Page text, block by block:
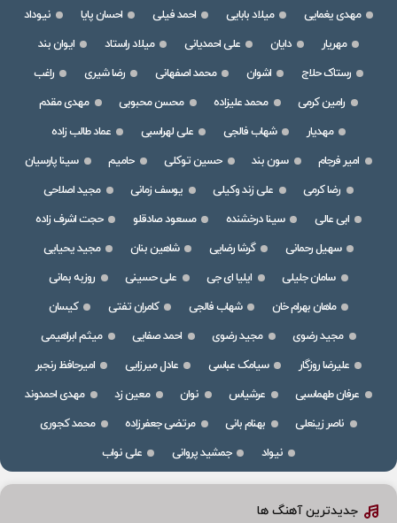
مهدی یغمایی
میلاد بابایی احمد فیلی احسان پایا
نیوداد
مهریار
دایان علی احمدیانی میلاد راستاد
ایوان بند
رستاک حلاج
اشوان محمد اصفهانی رضا شیری
راغب
رامین کرمی
محمد علیزاده محسن محبوبی
مهدی مقدم
مهدیار
شهاب فالجی علی لهراسبی
عماد طالب زاده
امیر فرجام
سون بند حسین توکلی حامیم
سینا پارسیان
رضا کرمی
علی زند وکیلی یوسف زمانی
مجید اصلاحی
ابی عالی
سینا درخشنده مسعود صادقلو
حجت اشرف زاده
سهیل رحمانی
گرشا رضایی شاهین بنان
مجید یحیایی
سامان جلیلی
ایلیا ای جی علی حسینی
روزبه بمانی
ماهان بهرام خان
شهاب فالجی کامران تفتی
کیسان
مجید رضوی
مجید رضوی احمد صفایی
میثم ابراهیمی
علیرضا روزگار
سیامک عباسی عادل میرزایی
امیرحافظ رنجبر
عرفان طهماسبی
عرشیاس نوان معین زد
مهدی احمدوند
ناصر زینعلی
بهنام بانی مرتضی جعفرزاده
محمد کجوری
نیواد
جمشید پروانی علی نواب
جدیدترین آهنگ ها